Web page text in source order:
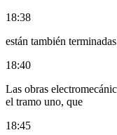
18:38
están también
18:40
Las obras
el tramo uno, que
18:45